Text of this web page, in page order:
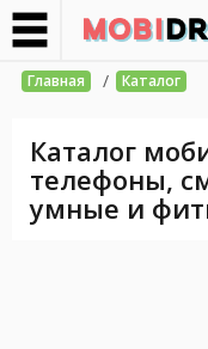
Главная / Каталог
Каталог
телефоны,
умные и